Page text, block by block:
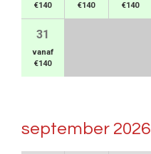
€140
€140
€140
31
vanaf
€140
september 2026